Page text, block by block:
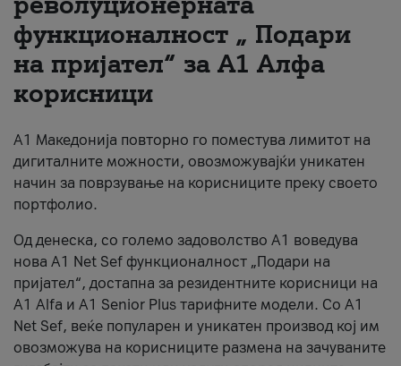
За нас
#ПодобарОнлајн
функционалност „ Подари
на пријател“ за А1 Алфа
корисници
А1 Македонија повторно го поместува лимитот на
дигиталните можности, овозможувајќи уникатен
начин за поврзување на корисниците преку своето
портфолио.
Од денеска, со големо задоволство А1 воведува
нова A1 Net Sef функционалност „Подари на
пријател“, достапна за резидентните корисници на
А1 Alfa и A1 Senior Plus тарифните модели. Со A1
Net Sef, веќе популарен и уникатен производ кој им
овозможува на корисниците размена на зачуваните